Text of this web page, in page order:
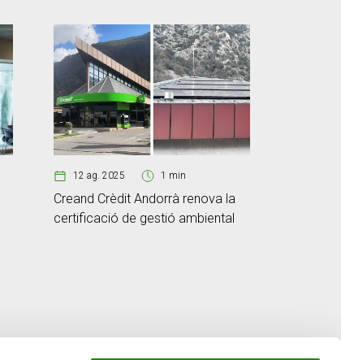
12 ag. 2025 1 min
Creand Crèdit Andorrà renova la
certificació de gestió ambiental